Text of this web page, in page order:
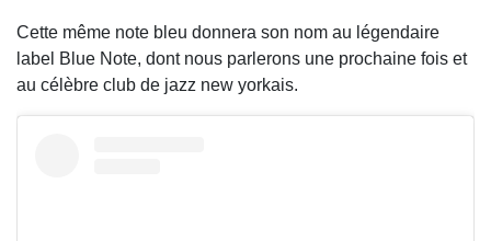
Cette même note bleu donnera son nom au légendaire
label Blue Note, dont nous parlerons une prochaine fois et
au célèbre club de jazz new yorkais.